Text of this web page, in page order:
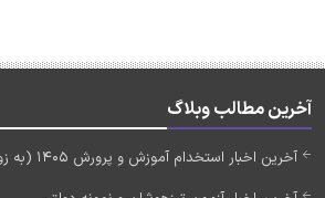
آخرین مطالب وبلاگ
آخرین اخبار استخدام آموزش و پرورش 1405 (به زودی)